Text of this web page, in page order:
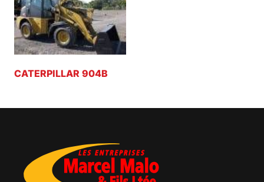
CATERPILLAR 904B